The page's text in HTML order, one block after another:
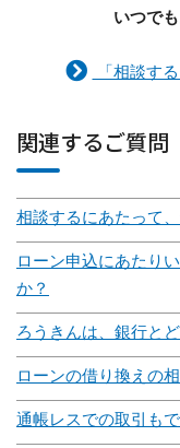
いつで
「相談す
関連するご質問
相談するにあたって
ローン申込にあたり
か？
ろうきんは、銀行と
ローンの借り換えの
通帳レスでの取引も